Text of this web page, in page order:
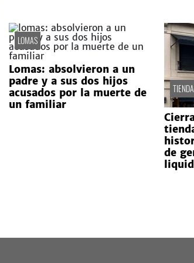
LOMAS
Lomas: absolvieron a un
padre y a sus dos hijos
acusados por la muerte de
un familiar
TIENDA
de